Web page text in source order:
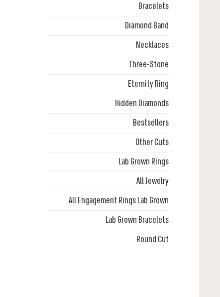
Bracelets
Diamond Band
Necklaces
Three-Stone
Eternity Ring
Hidden Diamonds
Bestsellers
Other Cuts
Lab Grown Rings
All Jewelry
All Engagement Rings Lab Grown
Lab Grown Bracelets
Round Cut